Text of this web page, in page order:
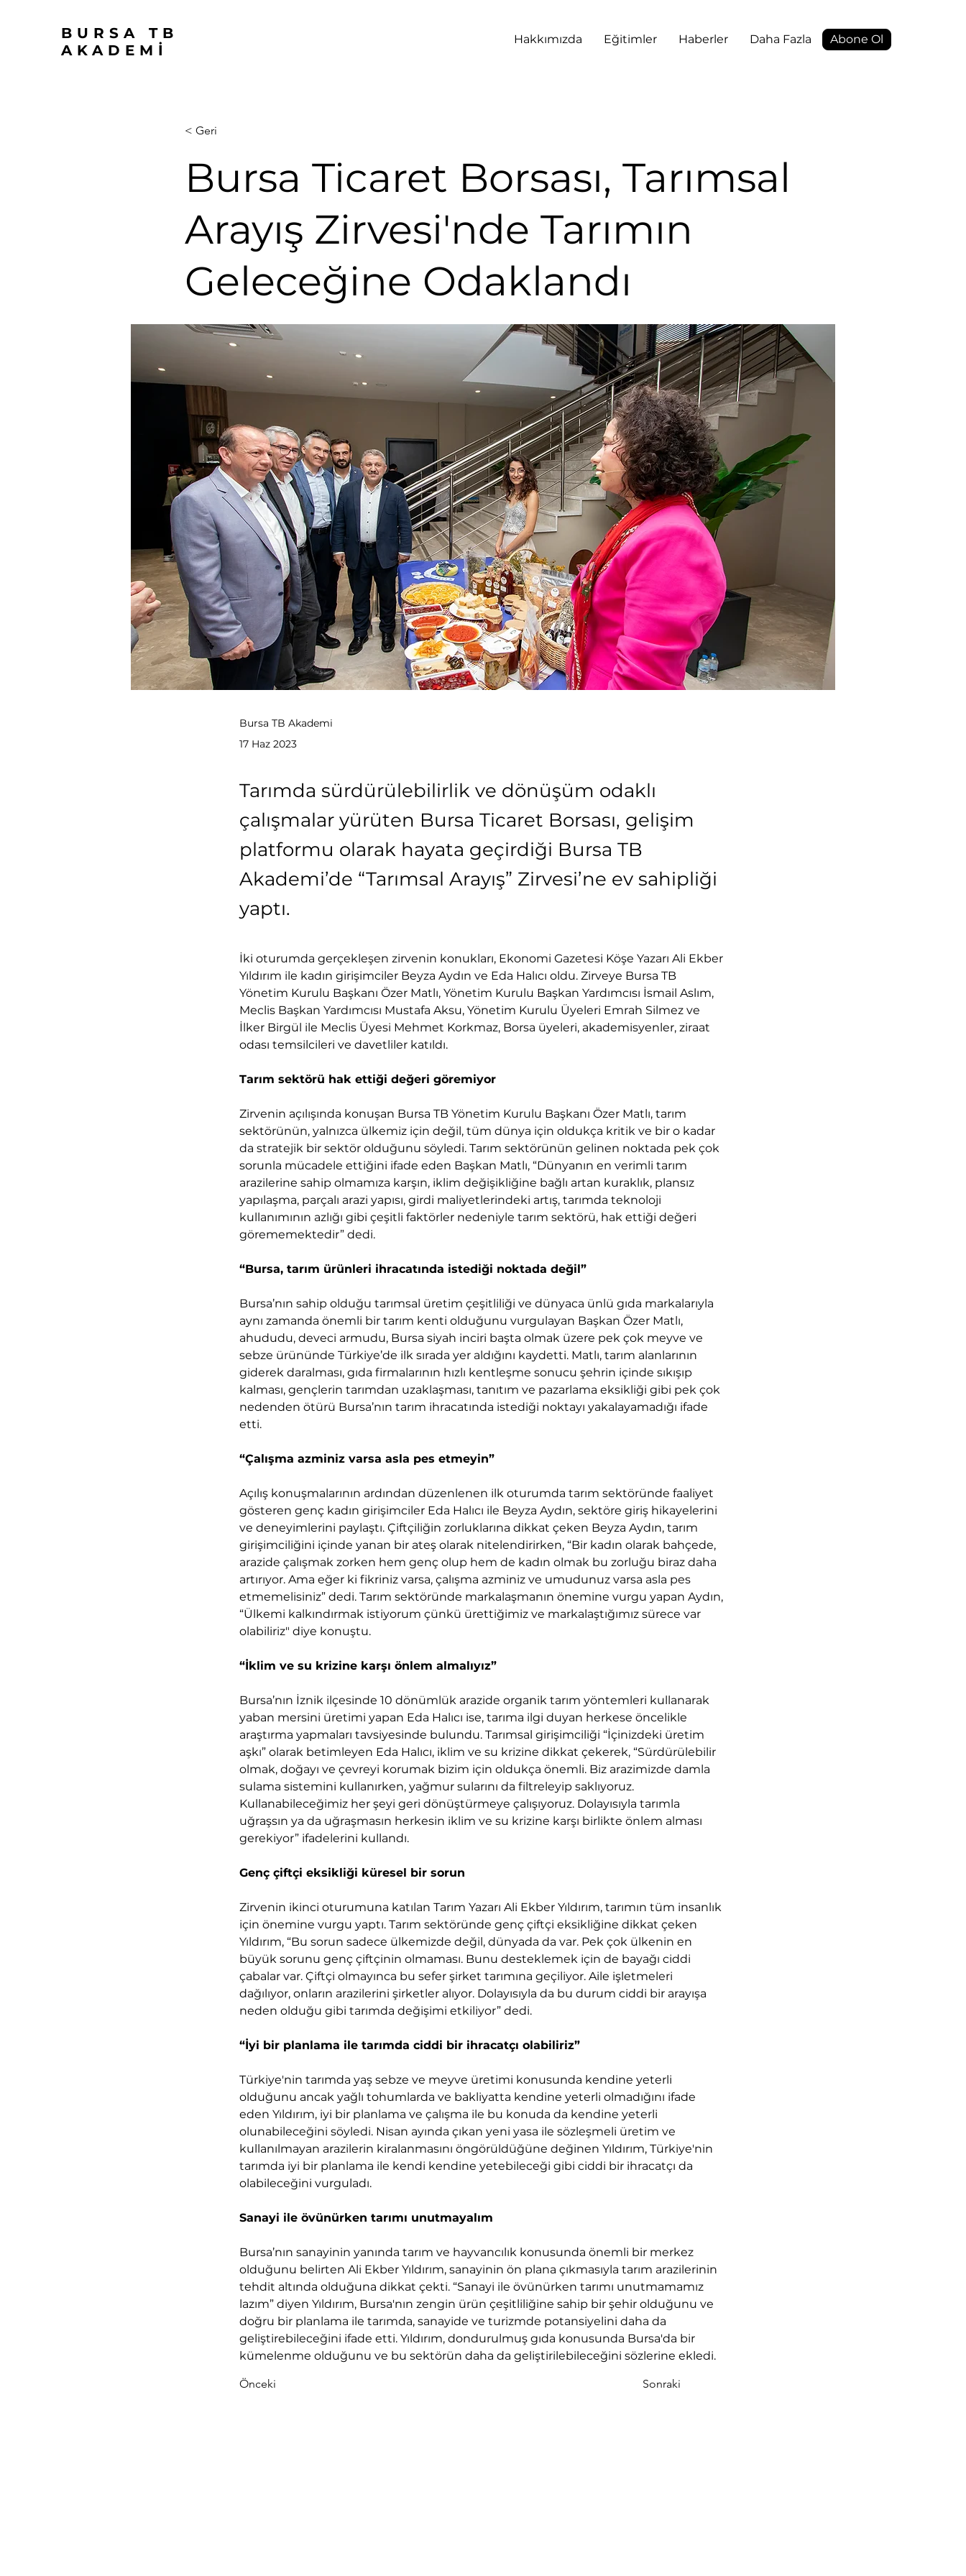
BURSA TB
AKADEMİ
Hakkımızda Eğitimler Haberler Daha Fazla Abone Ol
< Geri
Bursa Ticaret Borsası, Tarımsal
Arayış Zirvesi'nde Tarımın
Geleceğine Odaklandı
Bursa TB Akademi
17 Haz 2023
Tarımda sürdürülebilirlik ve dönüşüm odaklı
çalışmalar yürüten Bursa Ticaret Borsası, gelişim
platformu olarak hayata geçirdiği Bursa TB
Akademi’de “Tarımsal Arayış” Zirvesi’ne ev sahipliği
yaptı.
İki oturumda gerçekleşen zirvenin konukları, Ekonomi Gazetesi Köşe Yazarı Ali Ekber
Yıldırım ile kadın girişimciler Beyza Aydın ve Eda Halıcı oldu. Zirveye Bursa TB
Yönetim Kurulu Başkanı Özer Matlı, Yönetim Kurulu Başkan Yardımcısı İsmail Aslım,
Meclis Başkan Yardımcısı Mustafa Aksu, Yönetim Kurulu Üyeleri Emrah Silmez ve
İlker Birgül ile Meclis Üyesi Mehmet Korkmaz, Borsa üyeleri, akademisyenler, ziraat
odası temsilcileri ve davetliler katıldı.
Tarım sektörü hak ettiği değeri göremiyor
Zirvenin açılışında konuşan Bursa TB Yönetim Kurulu Başkanı Özer Matlı, tarım
sektörünün, yalnızca ülkemiz için değil, tüm dünya için oldukça kritik ve bir o kadar
da stratejik bir sektör olduğunu söyledi. Tarım sektörünün gelinen noktada pek çok
sorunla mücadele ettiğini ifade eden Başkan Matlı, “Dünyanın en verimli tarım
arazilerine sahip olmamıza karşın, iklim değişikliğine bağlı artan kuraklık, plansız
yapılaşma, parçalı arazi yapısı, girdi maliyetlerindeki artış, tarımda teknoloji
kullanımının azlığı gibi çeşitli faktörler nedeniyle tarım sektörü, hak ettiği değeri
görememektedir” dedi.
“Bursa, tarım ürünleri ihracatında istediği noktada değil”
Bursa’nın sahip olduğu tarımsal üretim çeşitliliği ve dünyaca ünlü gıda markalarıyla
aynı zamanda önemli bir tarım kenti olduğunu vurgulayan Başkan Özer Matlı,
ahududu, deveci armudu, Bursa siyah inciri başta olmak üzere pek çok meyve ve
sebze ürününde Türkiye’de ilk sırada yer aldığını kaydetti. Matlı, tarım alanlarının
giderek daralması, gıda firmalarının hızlı kentleşme sonucu şehrin içinde sıkışıp
kalması, gençlerin tarımdan uzaklaşması, tanıtım ve pazarlama eksikliği gibi pek çok
nedenden ötürü Bursa’nın tarım ihracatında istediği noktayı yakalayamadığı ifade
etti.
“Çalışma azminiz varsa asla pes etmeyin”
Açılış konuşmalarının ardından düzenlenen ilk oturumda tarım sektöründe faaliyet
gösteren genç kadın girişimciler Eda Halıcı ile Beyza Aydın, sektöre giriş hikayelerini
ve deneyimlerini paylaştı. Çiftçiliğin zorluklarına dikkat çeken Beyza Aydın, tarım
girişimciliğini içinde yanan bir ateş olarak nitelendirirken, “Bir kadın olarak bahçede,
arazide çalışmak zorken hem genç olup hem de kadın olmak bu zorluğu biraz daha
artırıyor. Ama eğer ki fikriniz varsa, çalışma azminiz ve umudunuz varsa asla pes
etmemelisiniz” dedi. Tarım sektöründe markalaşmanın önemine vurgu yapan Aydın,
“Ülkemi kalkındırmak istiyorum çünkü ürettiğimiz ve markalaştığımız sürece var
olabiliriz" diye konuştu.
“İklim ve su krizine karşı önlem almalıyız”
Bursa’nın İznik ilçesinde 10 dönümlük arazide organik tarım yöntemleri kullanarak
yaban mersini üretimi yapan Eda Halıcı ise, tarıma ilgi duyan herkese öncelikle
araştırma yapmaları tavsiyesinde bulundu. Tarımsal girişimciliği “İçinizdeki üretim
aşkı” olarak betimleyen Eda Halıcı, iklim ve su krizine dikkat çekerek, “Sürdürülebilir
olmak, doğayı ve çevreyi korumak bizim için oldukça önemli. Biz arazimizde damla
sulama sistemini kullanırken, yağmur sularını da filtreleyip saklıyoruz.
Kullanabileceğimiz her şeyi geri dönüştürmeye çalışıyoruz. Dolayısıyla tarımla
uğraşsın ya da uğraşmasın herkesin iklim ve su krizine karşı birlikte önlem alması
gerekiyor” ifadelerini kullandı.
Genç çiftçi eksikliği küresel bir sorun
Zirvenin ikinci oturumuna katılan Tarım Yazarı Ali Ekber Yıldırım, tarımın tüm insanlık
için önemine vurgu yaptı. Tarım sektöründe genç çiftçi eksikliğine dikkat çeken
Yıldırım, “Bu sorun sadece ülkemizde değil, dünyada da var. Pek çok ülkenin en
büyük sorunu genç çiftçinin olmaması. Bunu desteklemek için de bayağı ciddi
çabalar var. Çiftçi olmayınca bu sefer şirket tarımına geçiliyor. Aile işletmeleri
dağılıyor, onların arazilerini şirketler alıyor. Dolayısıyla da bu durum ciddi bir arayışa
neden olduğu gibi tarımda değişimi etkiliyor” dedi.
“İyi bir planlama ile tarımda ciddi bir ihracatçı olabiliriz”
Türkiye'nin tarımda yaş sebze ve meyve üretimi konusunda kendine yeterli
olduğunu ancak yağlı tohumlarda ve bakliyatta kendine yeterli olmadığını ifade
eden Yıldırım, iyi bir planlama ve çalışma ile bu konuda da kendine yeterli
olunabileceğini söyledi. Nisan ayında çıkan yeni yasa ile sözleşmeli üretim ve
kullanılmayan arazilerin kiralanmasını öngörüldüğüne değinen Yıldırım, Türkiye'nin
tarımda iyi bir planlama ile kendi kendine yetebileceği gibi ciddi bir ihracatçı da
olabileceğini vurguladı.
Sanayi ile övünürken tarımı unutmayalım
Bursa’nın sanayinin yanında tarım ve hayvancılık konusunda önemli bir merkez
olduğunu belirten Ali Ekber Yıldırım, sanayinin ön plana çıkmasıyla tarım arazilerinin
tehdit altında olduğuna dikkat çekti. “Sanayi ile övünürken tarımı unutmamamız
lazım” diyen Yıldırım, Bursa'nın zengin ürün çeşitliliğine sahip bir şehir olduğunu ve
doğru bir planlama ile tarımda, sanayide ve turizmde potansiyelini daha da
geliştirebileceğini ifade etti. Yıldırım, dondurulmuş gıda konusunda Bursa'da bir
kümelenme olduğunu ve bu sektörün daha da geliştirilebileceğini sözlerine ekledi.
Önceki Sonraki